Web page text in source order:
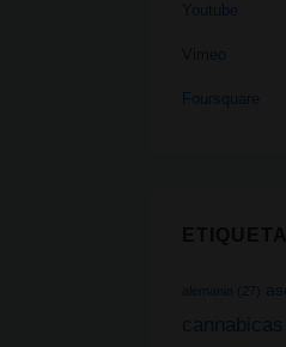
Youtube
Vimeo
Foursquare
alemania (27)
cannabicas